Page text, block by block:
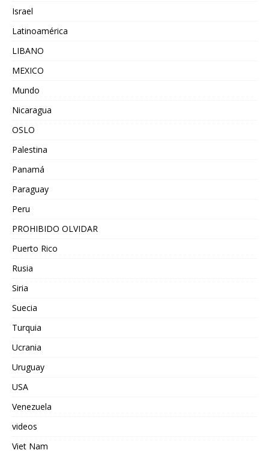
Israel
Latinoamérica
LIBANO
MEXICO
Mundo
Nicaragua
OSLO
Palestina
Panamá
Paraguay
Peru
PROHIBIDO OLVIDAR
Puerto Rico
Rusia
Siria
Suecia
Turquia
Ucrania
Uruguay
USA
Venezuela
videos
Viet Nam